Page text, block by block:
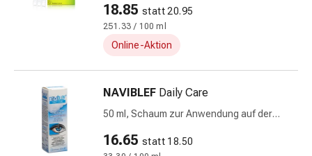
Haut
Schwitzen
Unreine
Haut
Fieberbläschen
18.85 statt 20.95
251.33 / 100 ml
Online-Aktion
NAVIBLEF Daily Care
50 ml, Schaum zur Anwendung auf der
16.65 statt 18.50